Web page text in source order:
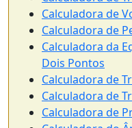
Calculadora de
Calculadora de
Calculadora da
Dois Pontos
Calculadora de
Calculadora de
Calculadora de